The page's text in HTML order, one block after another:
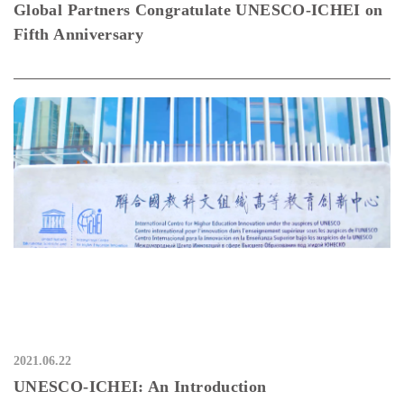
Global Partners Congratulate UNESCO-ICHEI on
Fifth Anniversary
2021.06.22
UNESCO-ICHEI: An Introduction